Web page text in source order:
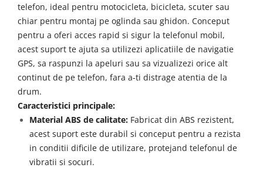
telefon, ideal pentru motocicleta, bicicleta, scuter sau
chiar pentru montaj pe oglinda sau ghidon. Conceput
pentru a oferi acces rapid si sigur la telefonul mobil,
acest suport te ajuta sa utilizezi aplicatiile de navigatie
GPS, sa raspunzi la apeluri sau sa vizualizezi orice alt
continut de pe telefon, fara a-ti distrage atentia de la
drum.
Caracteristici principale:
Material ABS de calitate: Fabricat din ABS rezistent,
acest suport este durabil si conceput pentru a rezista
in conditii dificile de utilizare, protejand telefonul de
vibratii si socuri.